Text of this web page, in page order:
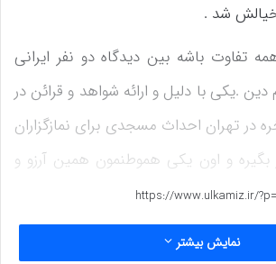
شد .
تفاوت باشه بین دیدگاه دو نفر ایرانی
.یکی با دلیل و ارائه شواهد و قرائن در
در تهران احداث مسجدی برای نمازگزاران
و اون یکی هموطنمون همین آرزو و
آتش کینه ورزی میبینه.
؛تمام ادیان و مذاهب زمانی اوج گرفتن و
https://www.ulkamiz.ir/
نمایش بیشتر